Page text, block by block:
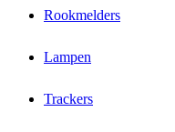
Rookmelders
Lampen
Trackers